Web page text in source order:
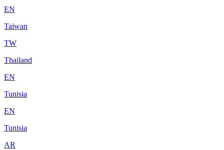
EN
Taiwan
TW
Thailand
EN
Tunisia
EN
Tunisia
AR